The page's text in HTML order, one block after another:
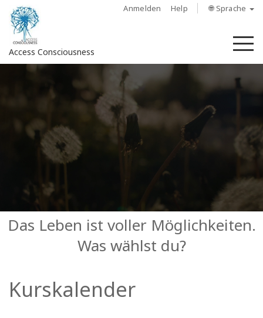
Anmelden Help 🌐 Sprache
Access Consciousness
Konto
Über
Regionen
Das Leben ist voller Möglichkeiten.
Was wählst du?
Kurskalender